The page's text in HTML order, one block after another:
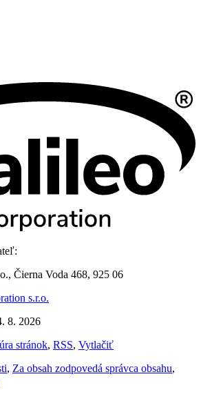
Čierna Voda 468, 925 06
s.r.o.
8. 2026
stránok, RSS, Vytlačiť
, Za obsah zodpovedá správca obsahu,